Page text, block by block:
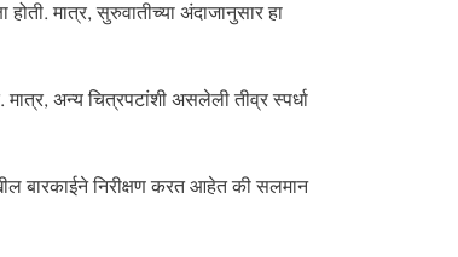
मात्र, सुरुवातीच्या अंदाजानुसार हा
अन्य चित्रपटांशी असलेली तीव्र स्पर्धा
बारकाईने निरीक्षण करत आहेत की सलमान